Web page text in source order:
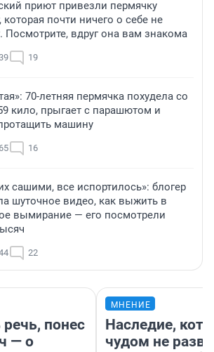
приют привезли пермячку
которая почти ничего о себе не
Посмотрите, вдруг она вам знакома
19
70-летняя пермячка похудела со
кило, прыгает с парашютом и
машину
16
сашими, все испортилось»: блогер
шуточное видео, как выжить в
вымирание — его посмотрели
22
речь, понес
— о
МНЕНИЕ
Наследие,
чудом не